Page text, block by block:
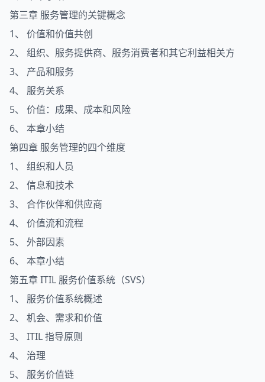
第三章 服务管理的关键概念
1、 价值和价值共创
2、 组织、服务提供商、服务消费者和其它利益相关方
3、 产品和服务
4、 服务关系
5、 价值：成果、成本和风险
6、 本章小结
第四章 服务管理的四个维度
1、 组织和人员
2、 信息和技术
3、 合作伙伴和供应商
4、 价值流和流程
5、 外部因素
6、 本章小结
第五章 ITIL 服务价值系统（SVS）
1、 服务价值系统概述
2、 机会、需求和价值
3、 ITIL 指导原则
4、 治理
5、 服务价值链